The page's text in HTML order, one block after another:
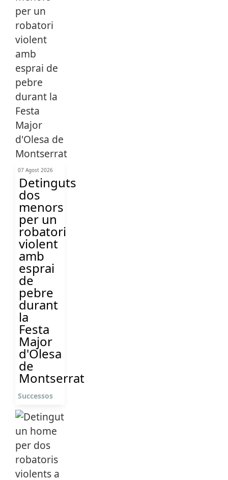
07 Agost 2026
Detinguts
dos
menors
per un
robatori
violent
amb
esprai
de
pebre
durant
la
Festa
Major
d'Olesa
de
Montserrat
Successos